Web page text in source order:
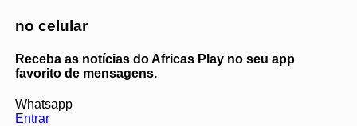
no celular
Receba as notícias do Africas Play no seu app
favorito de mensagens.
Whatsapp
Entrar